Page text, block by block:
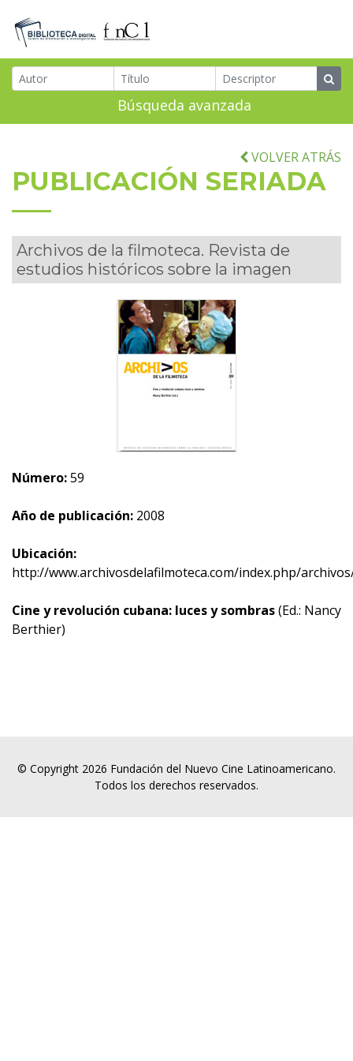
Búsqueda avanzada
VOLVER ATRÁS
PUBLICACIÓN SERIADA
Archivos de la filmoteca. Revista de
estudios históricos sobre la imagen
Número:59
Año de publicación: 2008
Ubicación:
http://www.archivosdelafilmoteca.com/index.php/
Cine y revolución cubana: luces y sombras(Ed.: Nancy
Berthier)
© Copyright 2026 Fundación del Nuevo Cine Latinoamericano.
Todos los derechos reservados.